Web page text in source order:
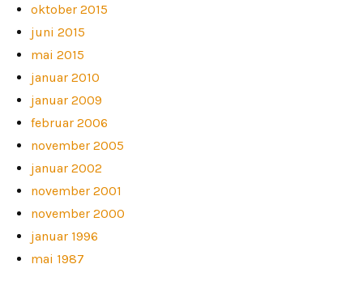
oktober 2015
juni 2015
mai 2015
januar 2010
januar 2009
februar 2006
november 2005
januar 2002
november 2001
november 2000
januar 1996
mai 1987